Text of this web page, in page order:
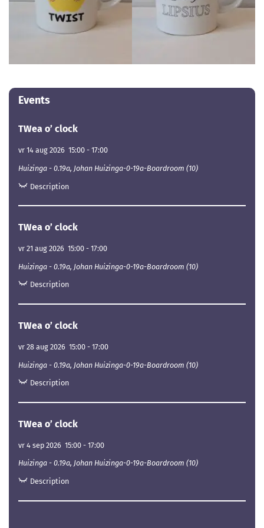
Events
TWea o’ clock
vr 14 aug 2026 15:00 - 17:00
Huizinga - 0.19a, Johan Huizinga-0-19a-Boardroom (10)
Description
TWea o’ clock
vr 21 aug 2026 15:00 - 17:00
Huizinga - 0.19a, Johan Huizinga-0-19a-Boardroom (10)
Description
TWea o’ clock
vr 28 aug 2026 15:00 - 17:00
Huizinga - 0.19a, Johan Huizinga-0-19a-Boardroom (10)
Description
TWea o’ clock
vr 4 sep 2026 15:00 - 17:00
Huizinga - 0.19a, Johan Huizinga-0-19a-Boardroom (10)
Description